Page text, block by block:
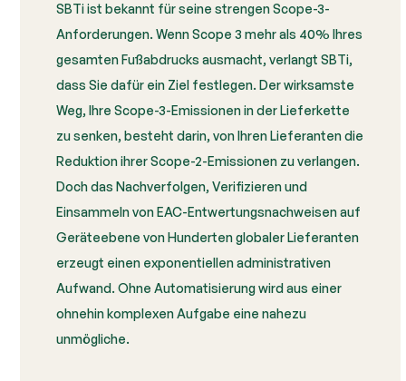
SBTi ist bekannt für seine strengen Scope-3-
Anforderungen. Wenn Scope 3 mehr als 40% Ihres
gesamten Fußabdrucks ausmacht, verlangt SBTi,
dass Sie dafür ein Ziel festlegen. Der wirksamste
Weg, Ihre Scope-3-Emissionen in der Lieferkette
zu senken, besteht darin, von Ihren Lieferanten die
Reduktion ihrer Scope-2-Emissionen zu verlangen.
Doch das Nachverfolgen, Verifizieren und
Einsammeln von EAC-Entwertungsnachweisen auf
Geräteebene von Hunderten globaler Lieferanten
erzeugt einen exponentiellen administrativen
Aufwand. Ohne Automatisierung wird aus einer
ohnehin komplexen Aufgabe eine nahezu
unmögliche.